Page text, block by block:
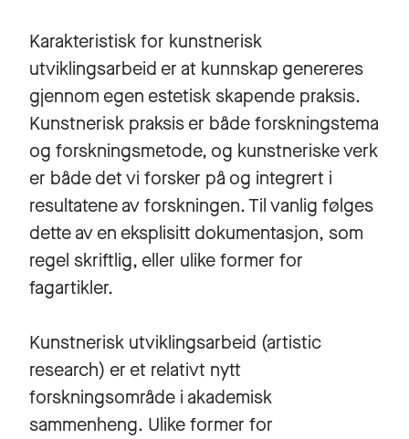
Karakteristisk for kunstnerisk
utviklingsarbeid er at kunnskap genereres
gjennom egen estetisk skapende praksis.
Kunstnerisk praksis er både forskningstema
og forskningsmetode, og kunstneriske verk
er både det vi forsker på og integrert i
resultatene av forskningen. Til vanlig følges
dette av en eksplisitt dokumentasjon, som
regel skriftlig, eller ulike former for
fagartikler.
Kunstnerisk utviklingsarbeid (artistic
research) er et relativt nytt
forskningsområde i akademisk
sammenheng. Ulike former for